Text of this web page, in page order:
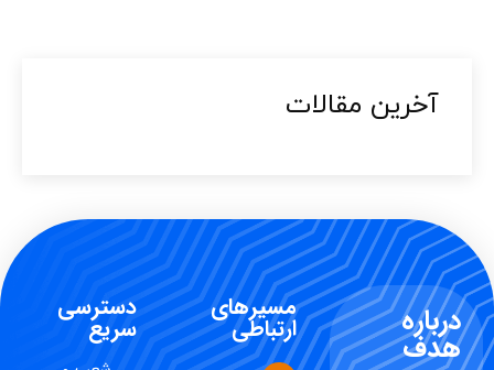
آخرین مقالات​
درباره
هدف
مسیرهای
ارتباطی
دسترسی
سریع